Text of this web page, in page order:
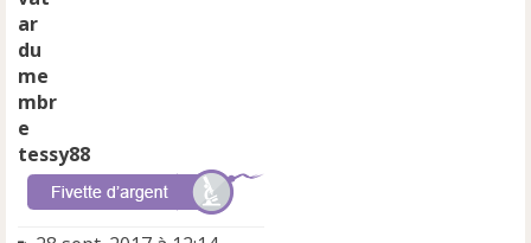
tessy88